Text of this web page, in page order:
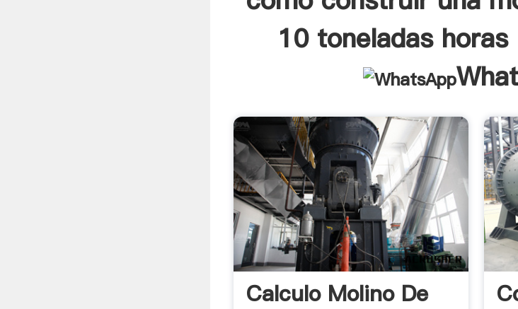
10 toneladas
Calculo Molino De